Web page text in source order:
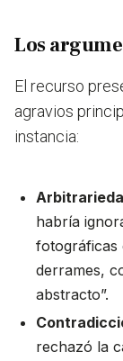
Los
El recurso
agravios
instancia:
habría
fotográficas
derrames,
abstracto”.
rechazó la